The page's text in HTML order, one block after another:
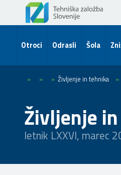
Otroci Odrasli Šola
» » » Življenje in tehnika »
Življenje
letnik LXXVI, marec